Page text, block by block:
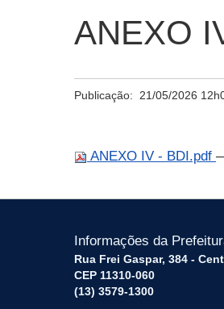
ANEXO
Publicação: 21/05/2026
ANEXO IV - BDI.pdf
Informações da
Rua Frei Gaspar, 384 -
CEP 11310-060
(13) 3579-1300